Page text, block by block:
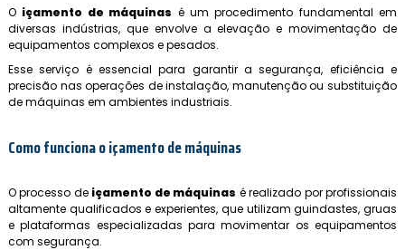
O içamento de máquinas é um procedimento fundamental em
diversas indústrias, que envolve a elevação e movimentação de
equipamentos complexos e pesados.
Esse serviço é essencial para garantir a segurança, eficiência e
precisão nas operações de instalação, manutenção ou substituição
de máquinas em ambientes industriais.
Como funciona oiçamento de máquinas
O processo de içamento de máquinas é realizado por profissionais
altamente qualificados e experientes, que utilizam guindastes, gruas
e plataformas especializadas para movimentar os equipamentos
com segurança.